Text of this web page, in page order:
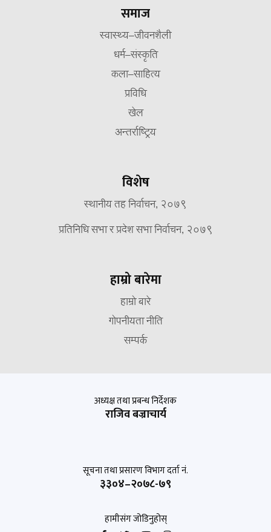
समाज
स्वास्थ्य–जीवनशैली
धर्म–संस्कृति
कला–साहित्य
प्रविधि
खेल
अन्तर्राष्ट्रिय
विशेष
स्थानीय तह निर्वाचन, २०७९
प्रतिनिधि सभा र प्रदेश सभा निर्वाचन, २०७९
हाम्रो बारेमा
हाम्रो बारे
गोपनीयता नीति
सम्पर्क
अध्यक्ष तथा प्रबन्ध निर्देशक
राजिव बज्राचार्य
सूचना तथा प्रसारण विभाग दर्ता नं.
३३०४–२०७८-७९
हामीसंग जोडिनुहोस्